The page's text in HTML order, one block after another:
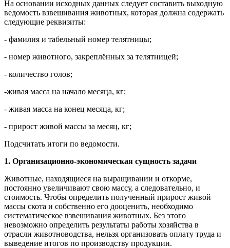
На основании исходных данных следует составить выходную
ведомость взвешивания животных, которая должна содержать
следующие реквизиты:
- фамилия и табельный номер телятницы;
- номер животного, закреплённых за телятницей;
- количество голов;
-живая масса на начало месяца, кг;
- живая масса на конец месяца, кг;
- прирост живой массы за месяц, кг;
Подсчитать итоги по ведомости.
1. Организационно-экономическая сущность задачи
Животные, находящиеся на выращивании и откорме,
постоянно увеличивают свою массу, а следовательно, и
стоимость. Чтобы определить полученный прирост живой
массы скота и собственно его дооценить, необходимо
систематическое взвешивания животных. Без этого
невозможно определить результаты работы хозяйства в
отрасли животноводства, нельзя организовать оплату труда и
выведение итогов по производству продукции.